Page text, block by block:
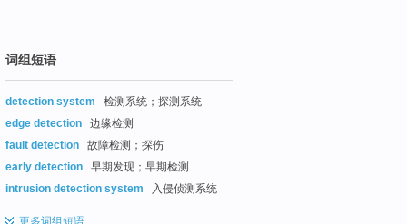
词组短语
detection system
检测系统；探测系统
edge detection
边缘检测
fault detection
故障检测；探伤
early detection
早期发现；早期检测
intrusion detection system
入侵侦测系统
更多词组短语